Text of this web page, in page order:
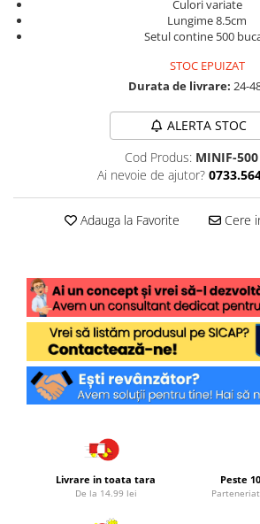
Culori variate
Lungime 8.5cm
Setul contine 500
STOC EPUIZAT
Durata de livrare: 24-
ALERTA STOC
Cod Produs: MINIF-500
Ai nevoie de ajutor?
Adauga la Favorite Cere
Livrare in toata tara
De la 14.99 lei
Peste